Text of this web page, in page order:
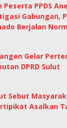
PPDS
Gabungan,
Berjalan
Gelar
DPRD Sulut
Sebut
Asalkan